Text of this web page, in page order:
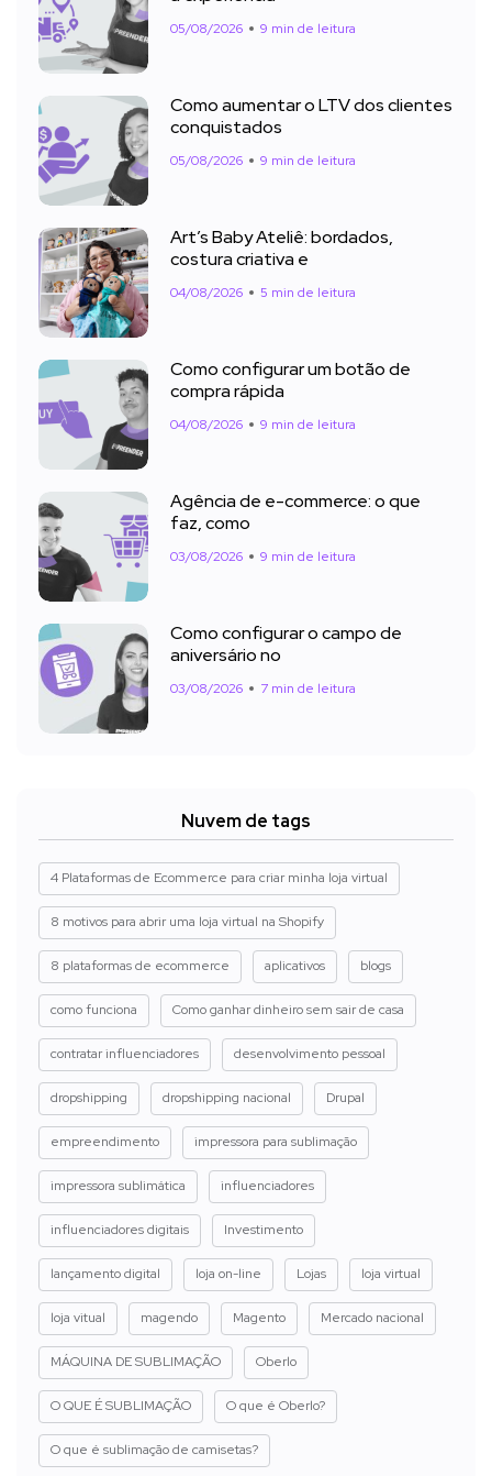
05/08/2026 9 min de leitura
Como aumentar o LTV dos clientes
conquistados
05/08/2026 9 min de leitura
Art’s Baby Ateliê: bordados,
costura criativa e
04/08/2026 5 min de leitura
Como configurar um botão de
compra rápida
04/08/2026 9 min de leitura
Agência de e-commerce: o que
faz, como
03/08/2026 9 min de leitura
Como configurar o campo de
aniversário no
03/08/2026 7 min de leitura
Nuvem de tags
4 Plataformas de Ecommerce para criar minha loja virtual
8 motivos para abrir uma loja virtual na Shopify
8 plataformas de ecommerce aplicativos blogs
como funciona Como ganhar dinheiro sem sair de casa
contratar influenciadores desenvolvimento pessoal
dropshipping dropshipping nacional Drupal
empreendimento impressora para sublimação
impressora sublimática influenciadores
influenciadores digitais Investimento
lançamento digital loja on-line Lojas loja virtual
loja vitual magendo Magento Mercado nacional
MÁQUINA DE SUBLIMAÇÃO Oberlo
O QUE É SUBLIMAÇÃO O que é Oberlo?
O que é sublimação de camisetas?